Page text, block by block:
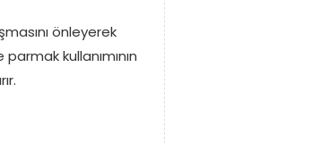
önleyerek
kullanımının